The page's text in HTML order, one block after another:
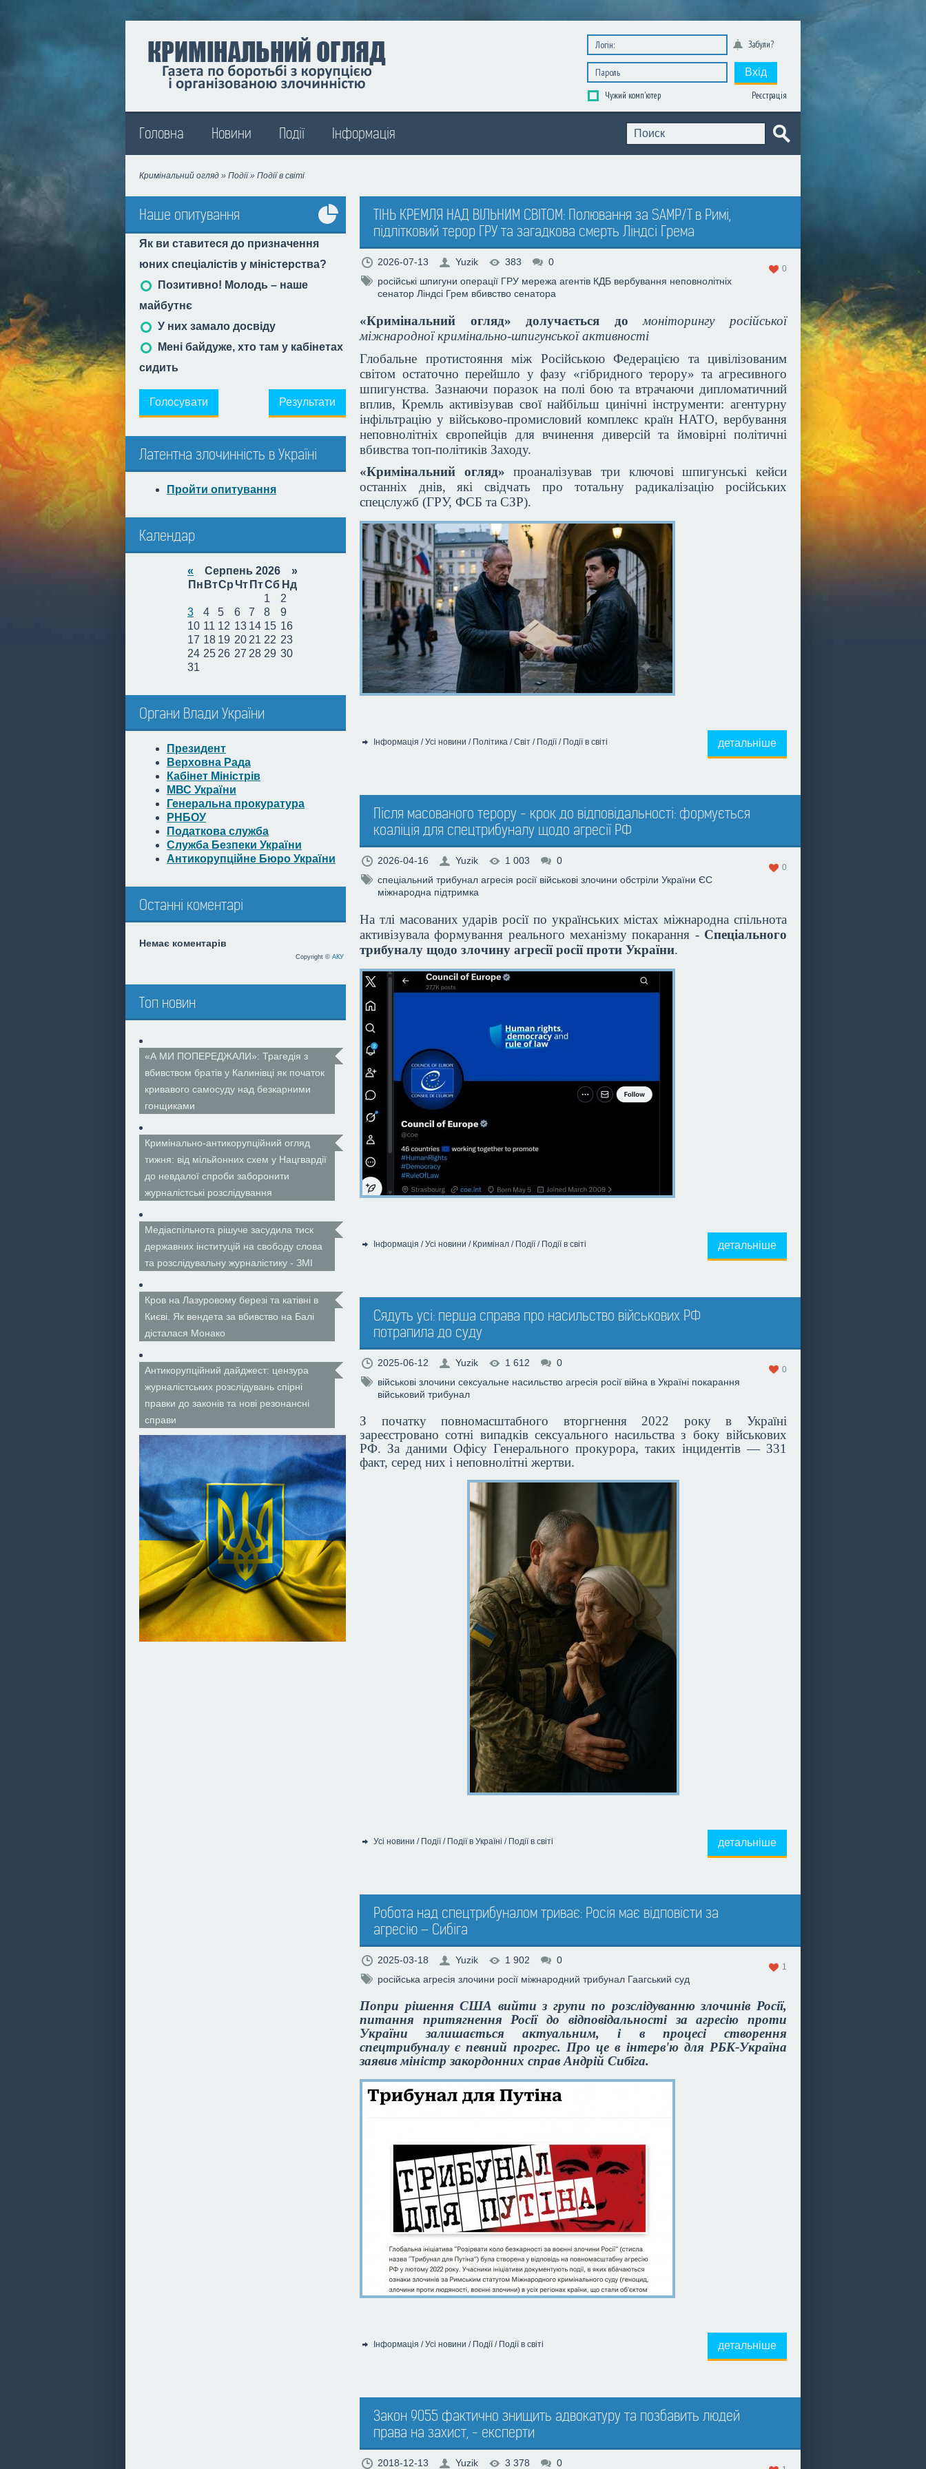
Забули?
Вхід
Чужий комп'ютер Реєстрація
Головна Новини Події Інформація
Кримінальний огляд » Події» Події в світі
Наше опитування
Усі
опитування
Як ви ставитеся до призначення
юних спеціалістів у міністерства?
Позитивно! Молодь – наше
майбутнє
У них замало досвіду
Мені байдуже, хто там у кабінетах
сидить
Голосувати Результати
Латентна злочинність в Україні
Пройти опитування
Календар
« Серпень 2026 »
Пн ВтСрЧт ПтСб Нд
1
2
3
4 5 6 7 8
9
10 11 12 13 14 15 16
17 18 19 20 21 22 23
24 25 26 27 28 29 30
31
Органи Влади України
Президент
Верховна Рада
Кабінет Міністрів
МВС України
Генеральна прокуратура
РНБОУ
Податкова служба
Служба Безпеки України
Антикорупційне Бюро України
Останні коментарі
Немає коментарів
Copyright © АКУ
Топ новин
«А МИ ПОПЕРЕДЖАЛИ»: Трагедія з
вбивством братів у Калинівці як початок
кривавого самосуду над безкарними
гонщиками
Кримінально-антикорупційний огляд
тижня: від мільйонних схем у Нацгвардії
до невдалої спроби заборонити
журналістські розслідування
Медіаспільнота рішуче засудила тиск
державних інституцій на свободу слова
та розслідувальну журналістику - ЗМІ
Кров на Лазуровому березі та катівні в
Києві. Як вендета за вбивство на Балі
дісталася Монако
Антикорупційний дайджест: цензура
журналістських розслідувань спірні
правки до законів та нові резонансні
справи
ТІНЬ КРЕМЛЯ НАД ВІЛЬНИМ СВІТОМ: Полювання за SAMP/T в Римі,
підлітковий терор ГРУ та загадкова смерть Ліндсі Грема
2026-07-13 Yuzik 383 0
0
російські шпигуни операції ГРУ мережа агентів КДБ вербування неповнолітніх
сенатор Ліндсі Грем вбивство сенатора
«Кримінальний огляд» долучається домоніторингу російської
міжнародної кримінально-шпигунської активності
Глобальне протистояння між Російською Федерацією та цивілізованим
світом остаточно перейшло у фазу «гібридного терору» та агресивного
шпигунства. Зазнаючи поразок на полі бою та втрачаючи дипломатичний
вплив, Кремль активізував свої найбільш цинічні інструменти: агентурну
інфільтрацію у військово-промисловий комплекс країн НАТО, вербування
неповнолітніх європейців для вчинення диверсій та ймовірні політичні
вбивства топ-політиків Заходу.
«Кримінальний огляд» проаналізував три ключові шпигунські кейси
останніх днів, які свідчать про тотальну радикалізацію російських
спецслужб (ГРУ, ФСБ та СЗР).
Інформація /Усі новини / Політика /Світ / Події/ Події в світі детальніше
Після масованого терору - крок до відповідальності: формується
коаліція для спецтрибуналу щодо агресії РФ
2026-04-16 Yuzik 1 003 0
0
спеціальний трибунал агресія росії військові злочини обстріли України ЄС
міжнародна підтримка
На тлі масованих ударів росії по українських містах міжнародна спільнота
активізувала формування реального механізму покарання - Спеціального
трибуналу щодо злочину агресії росії проти України.
Категорія:
Інформація /Усі новини / Кримінал / Події/ Події в світі детальніше
Сядуть усі: перша справа про насильство військових РФ
потрапила до суду
2025-06-12 Yuzik 1 612 0
0
військові злочини сексуальне насильство агресія росії війна в Україні покарання
військовий трибунал
З початку повномасштабного вторгнення 2022 року в Україні
зареєстровано сотні випадків сексуального насильства з боку військових
РФ. За даними Офісу Генерального прокурора, таких інцидентів — 331
факт, серед них і неповнолітні жертви.
Усі новини / Події/ Події в Україні / Події в світі детальніше
Робота над спецтрибуналом триває: Росія має відповісти за
агресію – Сибіга
2025-03-18 Yuzik 1 902 0
1
російська агресія злочини росії міжнародний трибунал Гаагський суд
Попри рішення США вийти з групи по розслідуванню злочинів Росії,
питання притягнення Росії до відповідальності за агресію проти
України залишається актуальним, і в процесі створення
спецтрибуналу є певний прогрес. Про це в інтерв'ю для РБК-Україна
заявив міністр закордонних справ Андрій Сибіга.
Інформація /Усі новини / Події/ Події в світі детальніше
Закон 9055 фактично знищить адвокатуру та позбавить людей
права на захист, - експерти
2018-12-13 Yuzik 3 378 0